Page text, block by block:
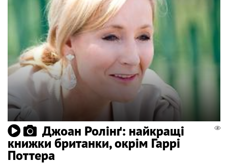
Джоан Ролінґ: найкращі
книжки британки, окрім Гаррі
Поттера